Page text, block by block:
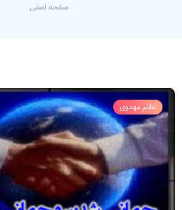
صفحه اصلی
نظام مهدوی